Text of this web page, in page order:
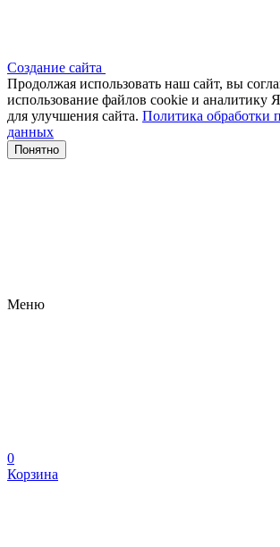
Создание сайта
Продолжая использовать наш сайт, вы
использование файлов сооkіе и аналитику
для улучшения сайта. Политика обработки
данных
Понятно
Меню
0
Корзина